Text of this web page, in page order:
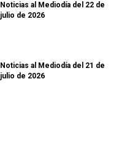
Noticias al Mediodía del 22 de
julio de 2026
Noticias al Mediodía del 21 de
julio de 2026